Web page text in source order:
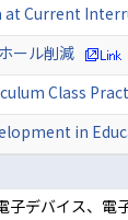
Current
ール削減
Class
in
デバイス、